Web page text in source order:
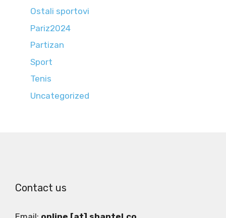
Ostali sportovi
Pariz2024
Partizan
Sport
Tenis
Uncategorized
Contact us